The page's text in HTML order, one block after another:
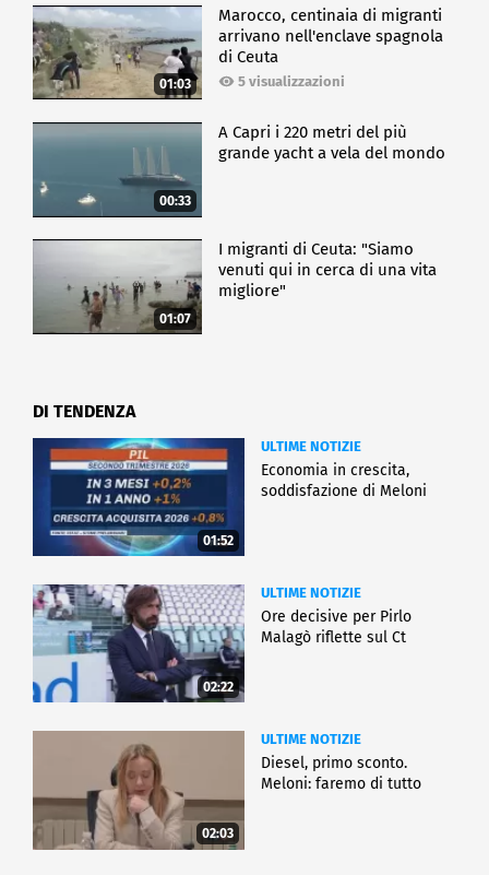
01:03
Marocco, centinaia di migranti
arrivano nell'enclave spagnola
di Ceuta
5 visualizzazioni
00:33
A Capri i 220 metri del più
grande yacht a vela del mondo
01:07
I migranti di Ceuta: "Siamo
venuti qui in cerca di una vita
migliore"
DI TENDENZA
01:52
ULTIME NOTIZIE
Economia in crescita,
soddisfazione di Meloni
02:22
ULTIME NOTIZIE
Ore decisive per Pirlo
Malagò riflette sul Ct
02:03
ULTIME NOTIZIE
Diesel, primo sconto.
Meloni: faremo di tutto